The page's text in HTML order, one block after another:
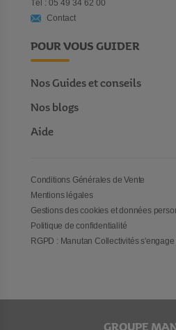
Tél : 05 49 34 62 00
Contact
POUR VOUS GUIDER
Nos Guides et conseils
Nos blogs
Aide
Conditions Générales de Vente
Mentions légales
Gestions des cookies et données
Politique de confidentialité
RGPD : Manutan Collectivités s'engage
GROUPE